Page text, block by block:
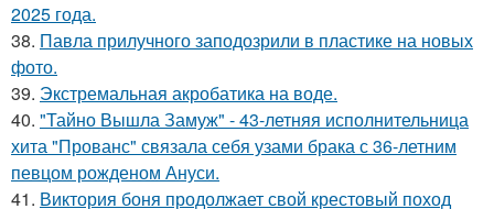
2025 года.
38. Павла прилучного заподозрили в пластике на новых
фото.
39. Экстремальная акробатика на воде.
40. "Тайно Вышла Замуж" - 43-летняя исполнительница
хита "Прованс" связала себя узами брака с 36-летним
певцом рожденом Ануси.
41. Виктория боня продолжает свой крестовый поход